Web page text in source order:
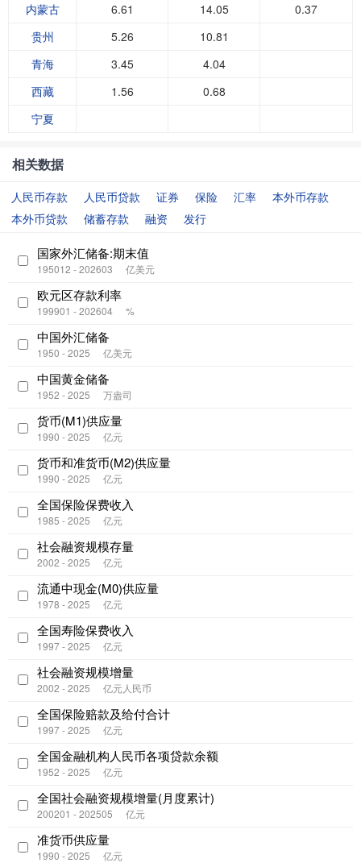
内蒙古
6.61 14.05
0.37
贵州
5.26
10.81
青海
3.45
4.04
西藏
1.56
0.68
宁夏
相关数据
人民币存款 人民币贷款 证券 保险 汇率
本外币存款
本外币贷款
储蓄存款 融资 发行
国家外汇储备:期末值
195012 - 202603 亿美元
欧元区存款利率
199901 - 202604 %
中国外汇储备
1950 - 2025 亿美元
中国黄金储备
1952 - 2025 万盎司
货币(M1)供应量
1990 - 2025 亿元
货币和准货币(M2)供应量
1990 - 2025 亿元
全国保险保费收入
1985 - 2025 亿元
社会融资规模存量
2002 - 2025 亿元
流通中现金(M0)供应量
1978 - 2025 亿元
全国寿险保费收入
1997 - 2025 亿元
社会融资规模增量
2002 - 2025 亿元人民币
全国保险赔款及给付合计
1997 - 2025 亿元
全国金融机构人民币各项贷款余额
1952 - 2025 亿元
全国社会融资规模增量(月度累计)
200201 - 202505 亿元
准货币供应量
1990 - 2025 亿元